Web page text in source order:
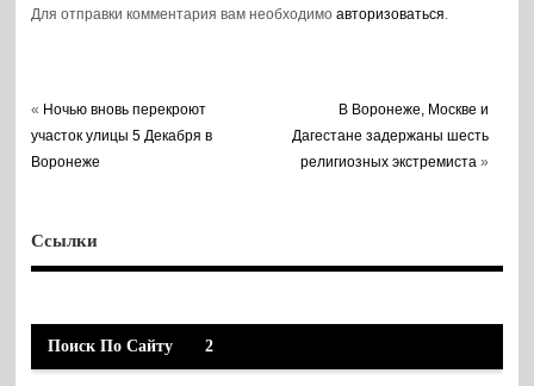
Для отправки комментария вам необходимоавторизоваться
« Ночью вновь перекроют
участок улицы 5 Декабря в
Воронеже
В Воронеже, Москве и
Дагестане задержаны шесть
религиозных экстремиста »
Ссылки
Поиск По Сайту 2